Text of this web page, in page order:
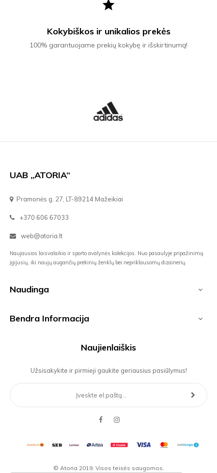
star
Kokybiškos ir unikalios prekės
100% garantuojame prekių kokybę ir išskirtinumą!
UAB „ATORIA“
Pramonės g. 27, LT-89214 Mažeikiai
+370 606 67033
web@atoria.lt
Naujausios laisvalaikio ir sporto avalynės kolekcijos. Nuo pasaulyje pripažinimą
įgijusių, iki naujų augančių prekinių ženklų bei nepriklausomų dizainerių.
Naudinga 
Bendra Informacija 
Naujienlaiškis
Užsisakykite ir pirmieji gaukite geriausius pasiūlymus!
Facebook
© Atoria 2019. Visos teisės saugomos.